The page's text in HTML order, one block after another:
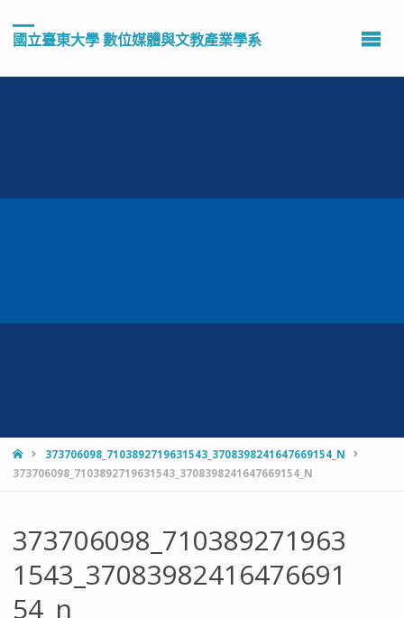
國立臺東大學 數位媒體與文教產業學系
HOME373706098_7103892719631543_3708398241647669154_N
373706098_7103892719631543_3708398241647669154_N
373706098_710389271963
1543_37083982416476691
54_n